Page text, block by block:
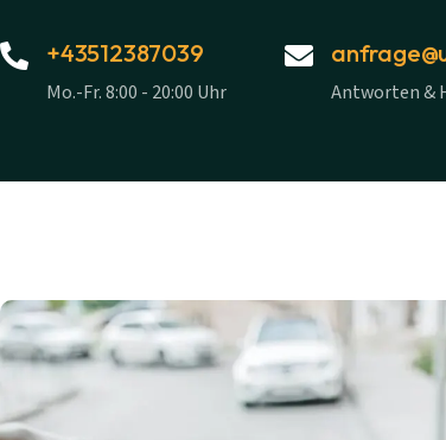
+43512387039
Mo.-Fr. 8:00 - 20:00 Uhr Antworten &